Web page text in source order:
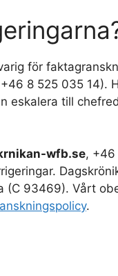
för
8 525 035 14).
eskalera till
wfb.se, +46
(C 93469). Vårt
.